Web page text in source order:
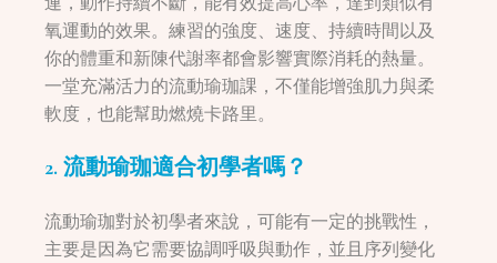
氧運動的效果。練習的強度、速度、持續時間以及
你的體重和新陳代謝率都會影響實際消耗的熱量。
一堂充滿活力的流動瑜珈課，不僅能增強肌力與柔
軟度，也能幫助燃燒卡路里。
2. 流動瑜珈適合初學者嗎？
流動瑜珈對於初學者來說，可能有一定的挑戰性，
主要是因為它需要協調呼吸與動作，並且序列變化